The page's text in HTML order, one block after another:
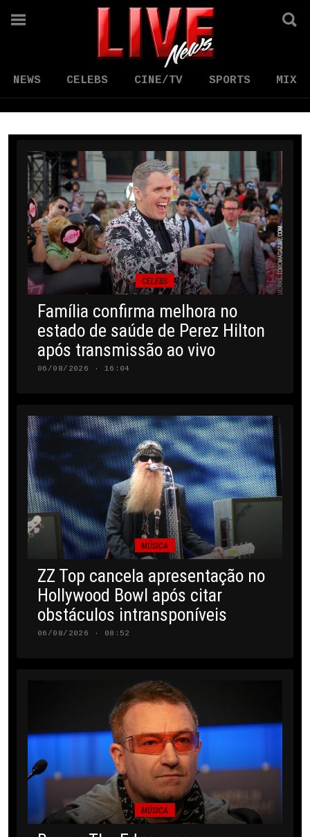
NEWS CELEBS CINE/TV SPORTS MIX
CELEBS
Família confirma melhora no
estado de saúde de Perez Hilton
após transmissão ao vivo
06/08/2026 · 16:04
MÚSICA
ZZ Top cancela apresentação no
Hollywood Bowl após citar
obstáculos intransponíveis
06/08/2026 · 08:52
MÚSICA